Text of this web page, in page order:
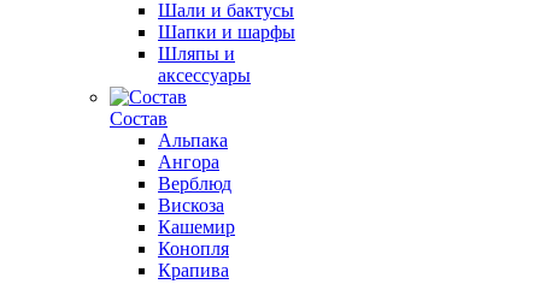
Шали и бактусы
Шапки и шарфы
Шляпы и
аксессуары
Состав
Альпака
Ангора
Верблюд
Вискоза
Кашемир
Конопля
Крапива